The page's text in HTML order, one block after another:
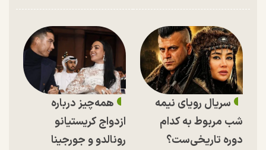
سریال رویای نیمه
شب مربوط به کدام
دوره تاریخی‌ست؟
همه‌چیز درباره
ازدواج کریستیانو
رونالدو و جورجینا